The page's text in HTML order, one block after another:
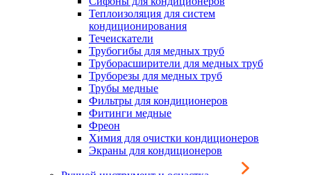
Теплоизоляция для систем
кондиционирования
Течеискатели
Трубогибы для медных труб
Труборасширители для медных труб
Труборезы для медных труб
Трубы медные
Фильтры для кондиционеров
Фитинги медные
Фреон
Химия для очистки кондиционеров
Экраны для кондиционеров